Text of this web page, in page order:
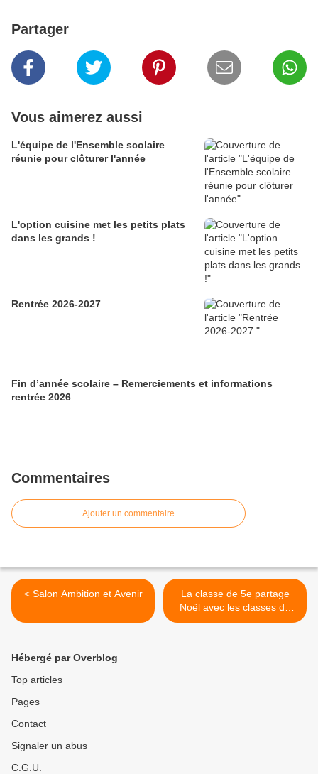
Partager
Vous aimerez aussi
L'équipe de l'Ensemble scolaire
réunie pour clôturer l'année
L'option cuisine met les petits plats
dans les grands !
Rentrée 2026-2027
Fin d’année scolaire – Remerciements et informations
rentrée 2026
Commentaires
Ajouter un commentaire
< Salon Ambition et Avenir
La classe de 5e partage
Noël avec les classes de
CE1 et Ce2 >
Hébergé par Overblog
Top articles
Pages
Contact
Signaler un abus
C.G.U.